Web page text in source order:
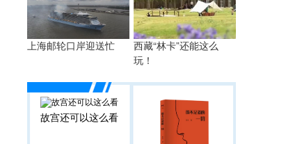
上海邮轮口岸迎送忙
西藏“林卡”还能这么
玩！
故宫还可以这么看